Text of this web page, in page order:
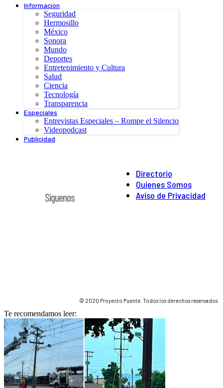
Información
Seguridad
Hermosillo
México
Sonora
Mundo
Deportes
Entretenimiento y Cultura
Salud
Ciencia
Tecnología
Transparencia
Especiales
Entrevistas Especiales – Rompe el Silencio
Videopodcast
Publicidad
Directorio
Quienes Somos
Aviso de Privacidad
Síguenos
© 2020 Proyecto Puente. Todos los derechos reservados.
Te recomendamos leer: